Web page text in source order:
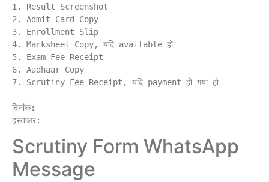
1. Result Screenshot
2. Admit Card Copy
3. Enrollment Slip
4. Marksheet Copy, यदि available हो
5. Exam Fee Receipt
6. Aadhaar Copy
7. Scrutiny Fee Receipt, यदि payment हो गया हो
दिनांक:
Scrutiny Form WhatsApp
Message